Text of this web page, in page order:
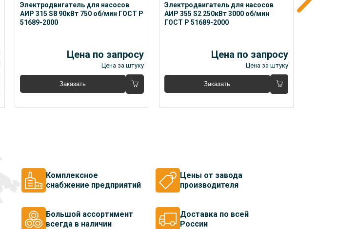
Электродвигатель для насосов
АИР 315 S8 90кВт 750 об/мин ГОСТ Р
51689-2000
Цена по запросу
Цена за штуку
Заказать
Электродвигатель для насосов
АИР 355 S2 250кВт 3000 об/мин
ГОСТ Р 51689-2000
Цена по запросу
Цена за штуку
Заказать
Комплексное
снабжение предприятий
Цены от завода
производителя
Большой ассортимент
всегда в наличии
Доставка по всей
России